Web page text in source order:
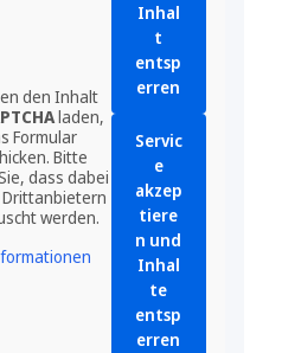
den Inhalt
laden,
Formular
Bitte
dass dabei
werden.
Inhal
t
entsp
erren
Servic
e
akzep
tiere
n und
Inhal
te
entsp
erren